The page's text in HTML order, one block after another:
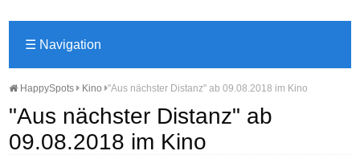
☰ Navigation
HappySpots Kino "Aus nächster Distanz" ab 09.08.2018 im Kino
"Aus nächster Distanz" ab
09.08.2018 im Kino